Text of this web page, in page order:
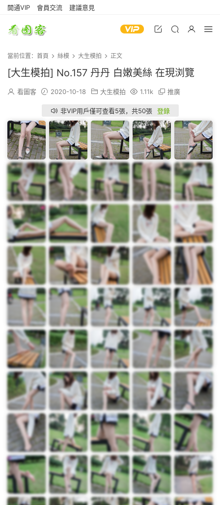
開通VIP 會員交流 建議意見
當前位置： 首頁 絲模 大生模拍 正文
[大生模拍] No.157 丹丹 白嫩美絲 在現浏覽
看圖客 2020-10-18 大生模拍 1.11k 推廣
非VIP用戶僅可查看5張，共50張 登錄